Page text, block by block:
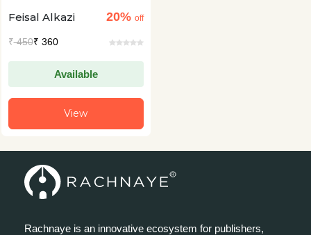
Feisal Alkazi
20% off
₹450₹ 360
Available
View
Rachnaye is an innovative ecosystem for publishers,